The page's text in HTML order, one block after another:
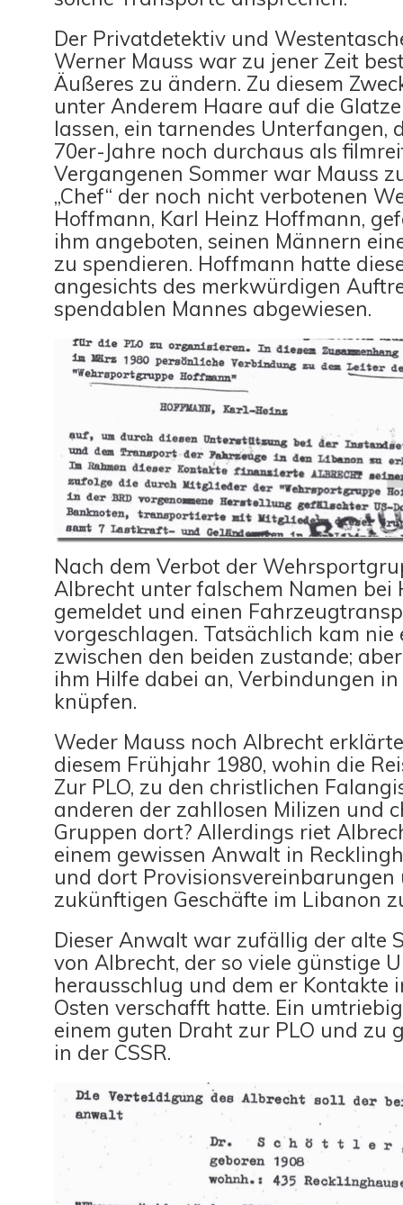
Der Privatdetektiv und
Werner Mauss war zu jener Zeit
Äußeres zu ändern. Zu diesem
unter Anderem Haare auf die
lassen, ein tarnendes Unterfangen,
70er-Jahre noch durchaus als
Vergangenen Sommer war Mauss
„Chef“ der noch nicht verbotenen
Hoffmann, Karl Heinz Hoffmann,
ihm angeboten, seinen Männern
zu spendieren. Hoffmann hatte
angesichts des merkwürdigen
spendablen Mannes abgewiesen.
Nach dem Verbot der
Albrecht unter falschem Namen bei
gemeldet und einen
vorgeschlagen. Tatsächlich kam nie
zwischen den beiden zustande;
ihm Hilfe dabei an, Verbindungen
knüpfen.
Weder Mauss noch Albrecht
diesem Frühjahr 1980, wohin die
Zur PLO, zu den christlichen
anderen der zahllosen Milizen und
Gruppen dort? Allerdings riet
einem gewissen Anwalt in
und dort Provisionsvereinbarungen
zukünftigen Geschäfte im Libanon
Dieser Anwalt war zufällig der alte
von Albrecht, der so viele günstige
herausschlug und dem er Kontakte
Osten verschafft hatte. Ein
einem guten Draht zur PLO und zu
in der CSSR.